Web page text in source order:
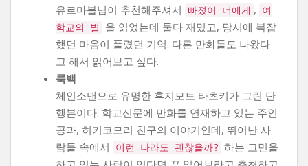
유르마블님이 추천해주셔서
빠졌어 너에게 ,
여
학교의 별
을 읽었는데 둘다 재밌고, 당시에 복잡
했던 마음이 풀렸던 기억. 다른 만화들도 나왔다
고 해서 읽어보고 싶다.
룩백
체인소맨으로 유명한 후지모토 타츠키가 그린 단
행본이다. 학교신문에 만화를 연재하고 있는 주인
공과, 히키코모리 친구의 이야기인데, 뛰어난 사
람들 속에서
이런 나라도 괜찮을까? 하는 고민을